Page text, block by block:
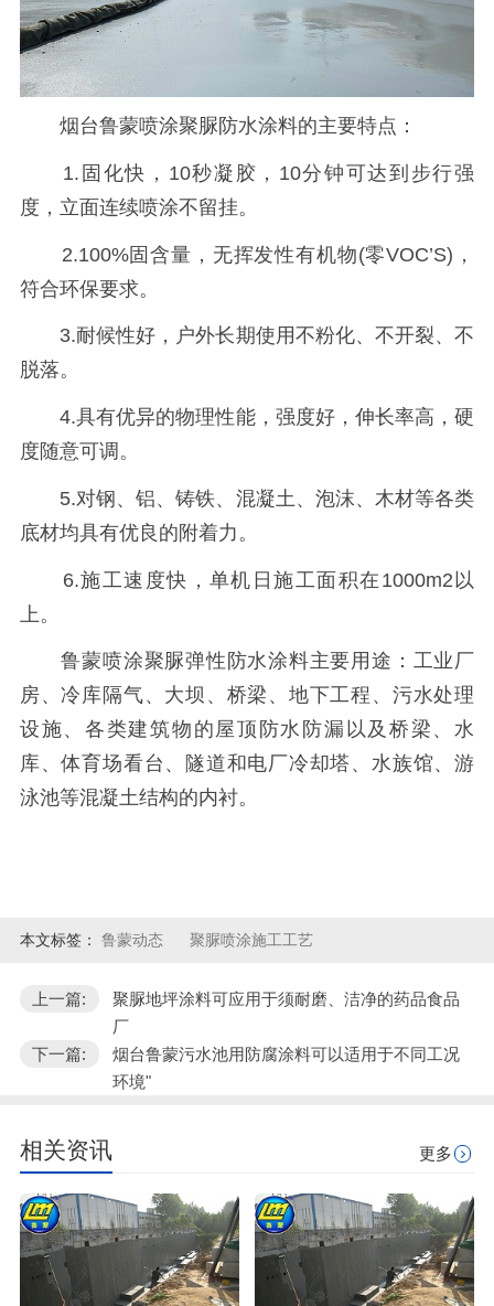
烟台鲁蒙喷涂聚脲防水涂料的主要特点：
1.固化快，10秒凝胶，10分钟可达到步行强
度，立面连续喷涂不留挂。
2.100%固含量，无挥发性有机物(零VOC’S)，
符合环保要求。
3.耐候性好，户外长期使用不粉化、不开裂、不
脱落。
4.具有优异的物理性能，强度好，伸长率高，硬
度随意可调。
5.对钢、铝、铸铁、混凝土、泡沫、木材等各类
底材均具有优良的附着力。
6.施工速度快，单机日施工面积在1000m2以
上。
鲁蒙喷涂聚脲弹性防水涂料主要用途：工业厂
房、冷库隔气、大坝、桥梁、地下工程、污水处理
设施、各类建筑物的屋顶防水防漏以及桥梁、水
库、体育场看台、隧道和电厂冷却塔、水族馆、游
泳池等混凝土结构的内衬。
本文标签： 鲁蒙动态 聚脲喷涂施工工艺
上一篇:
聚脲地坪涂料可应用于须耐磨、洁净的药品食品
厂
下一篇:
烟台鲁蒙污水池用防腐涂料可以适用于不同工况
环境"
相关资讯 更多